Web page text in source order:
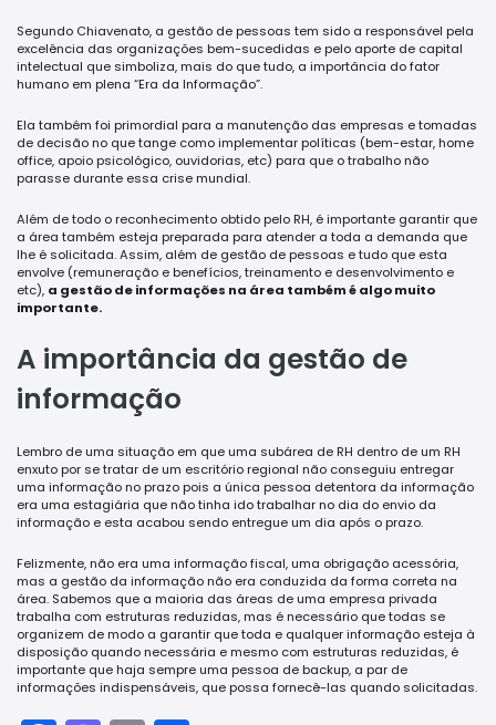
Segundo Chiavenato, a gestão de pessoas tem sido a responsável pela
excelência das organizações bem-sucedidas e pelo aporte de capital
intelectual que simboliza, mais do que tudo, a importância do fator
humano em plena “Era da Informação”.
Ela também foi primordial para a manutenção das empresas e tomadas
de decisão no que tange como implementar políticas (bem-estar, home
office, apoio psicológico, ouvidorias, etc) para que o trabalho não
parasse durante essa crise mundial.
Além de todo o reconhecimento obtido pelo RH, é importante garantir que
a área também esteja preparada para atender a toda a demanda que
lhe é solicitada. Assim, além de gestão de pessoas e tudo que esta
envolve (remuneração e benefícios, treinamento e desenvolvimento e
etc), a gestão de informações na área também é algo muito
importante.
A importância da gestão de
informação
Lembro de uma situação em que uma subárea de RH dentro de um RH
enxuto por se tratar de um escritório regional não conseguiu entregar
uma informação no prazo pois a única pessoa detentora da informação
era uma estagiária que não tinha ido trabalhar no dia do envio da
informação e esta acabou sendo entregue um dia após o prazo.
Felizmente, não era uma informação fiscal, uma obrigação acessória,
mas a gestão da informação não era conduzida da forma correta na
área. Sabemos que a maioria das áreas de uma empresa privada
trabalha com estruturas reduzidas, mas é necessário que todas se
organizem de modo a garantir que toda e qualquer informação esteja à
disposição quando necessária e mesmo com estruturas reduzidas, é
importante que haja sempre uma pessoa de backup, a par de
informações indispensáveis, que possa fornecê-las quando solicitadas.